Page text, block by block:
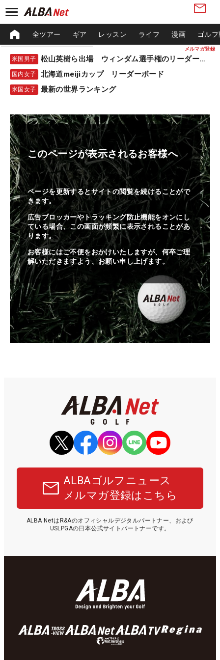
メルマガ登録
全ツアー ギア レッスン ライフ 漫画 ゴル
米国男子 松山英樹ら出場 ウィンダム選手権のリーダーボード
国内女子 北海道meijiカップ リーダーボード
米国女子 最新の世界ランキング
このページが表示されるお客様へ
ページを更新するとサイトの閲覧を続けることがで
きます。
広告ブロッカーやトラッキング防止機能をオンにし
ている場合、この画面が頻繁に表示されることがあ
ります。
お客様にはご不便をおかけいたしますが、何卒ご理
解いただきますよう、お願い申し上げます。
ALBAゴルフニュース
メルマガ登録はこちら
ALBA NetはR&Aのオフィシャルデジタルパートナー、および
USLPGAの日本公式サイトパートナーです。